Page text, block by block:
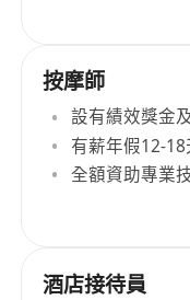
按摩師
設有績效獎金
有薪年假12-
全額資助專業
酒店接待員